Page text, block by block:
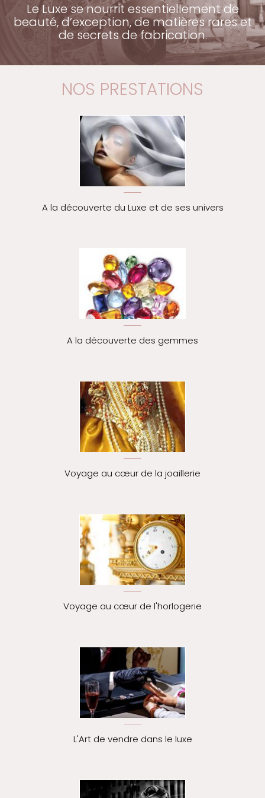
Le Luxe se nourrit essentiellement de
beauté, d’exception, de matières rares et
de secrets de fabrication.
NOS PRESTATIONS
A la découverte du Luxe et de ses univers
A la découverte des gemmes
Voyage au cœur de la joaillerie
Voyage au cœur de l'horlogerie
L'Art de vendre dans le luxe